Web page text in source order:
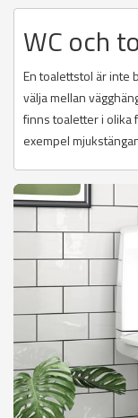
WC och
En toalettstol är inte
välja mellan
finns toaletter i olika
exempel